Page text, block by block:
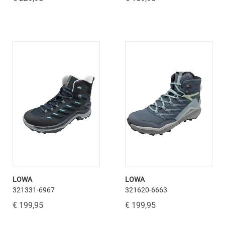
LOWA
321331-6967
€ 199,95
LOWA
321620-6663
€ 199,95